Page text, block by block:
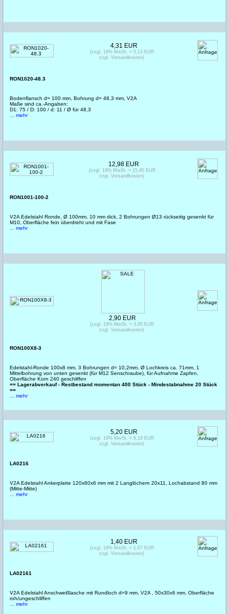
RON1020-48.3
Bodenflansch d= 100 mm, Bohrung d= 48,3 mm, V2A
Maße sind ca.-Angaben:
D1: 75 / D: 100 / d: 11 / Ø für 48,3
... mehr
4,31 EUR
(zzgl. 19% MwSt. = 5,13 EUR
zzgl. Versandkosten)
RON1001-100-2
V2A Edelstahl Ronde, Ø 100mm, 10 mm dick, 2 Bohrungen Ø13 rückseitig gesenkt für
M10, Oberfläche fein überdreht und mit Fase
... mehr
12,98 EUR
(zzgl. 19% MwSt. = 15,45 EUR
zzgl. Versandkosten)
RON100X8-3
Edelstahl-Ronde 100x8 mm, 3 Bohrungen d= 10,2mm, Ø Lochkreis ca. 71mm, 1
Mittelbohrung von unten gesenkt (für M12 Senschraube), für Aufnahme Zapfen,
Oberfläche Korn 240 geschliffen
== Lagerabverkauf - Restbestand momentan 400 Stück - Mindestabnahme 20 Stück
==
... mehr
2,90 EUR
(zzgl. 19% MwSt. = 3,45 EUR
zzgl. Versandkosten)
LA0216
V2A Edelstahl Ankerplatte 120x60x6 mm mit 2 Langlöchern 20x11, Lochabstand 80 mm
(Mitte-Mitte)
... mehr
5,20 EUR
(zzgl. 19% MwSt. = 6,19 EUR
zzgl. Versandkosten)
LA02161
V2A Edelstahl Anschweißlasche mit Rundloch d=9 mm, V2A , 50x30x6 mm, Oberfläche
roh/ungeschliffen
... mehr
1,40 EUR
(zzgl. 19% MwSt. = 1,67 EUR
zzgl. Versandkosten)